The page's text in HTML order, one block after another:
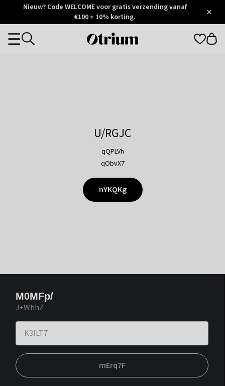
Otrium
Trustpilot
Nieuw? Code WELCOME voor gratis verzending vanaf
€100 + 10% korting.
Otrium
Categories
U/RGJC
qQPLVh
qObvX7
nYKQKg
M0MFp/
J+WhhZ
mErq7F